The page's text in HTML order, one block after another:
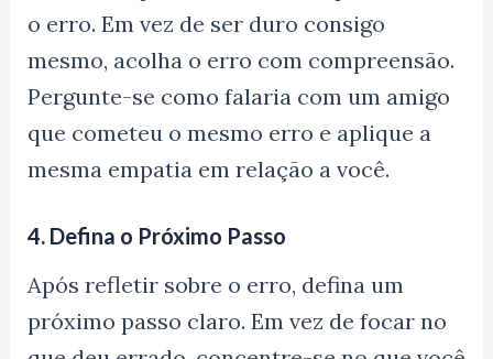
o erro. Em vez de ser duro consigo
mesmo, acolha o erro com compreensão.
Pergunte-se como falaria com um amigo
que cometeu o mesmo erro e aplique a
mesma empatia em relação a você.
4. Defina o Próximo Passo
Após refletir sobre o erro, defina um
próximo passo claro. Em vez de focar no